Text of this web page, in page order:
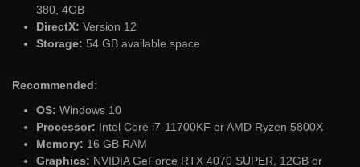
380, 4GB
DirectX: Version 12
Storage: 54 GB available space
Recommended:
OS: Windows 10
Processor: Intel Core i7-11700KF or AMD Ryzen 5800X
Memory: 16 GB RAM
Graphics: NVIDIA GeForce RTX 4070 SUPER, 12GB or